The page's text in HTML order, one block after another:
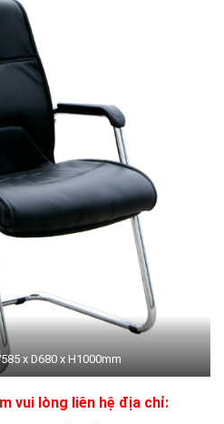
x D680 x H1000mm
vui lòng liên hệ địa chỉ: